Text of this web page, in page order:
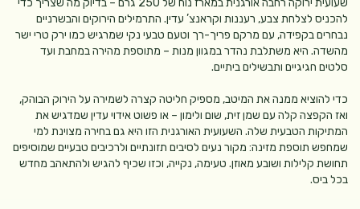
שעועית ירוקה רחבה אורגנית במארז נוח של 250 גרם – בדיוק מה שצריך כדי
להכניס לצלחת צבע, רעננות וקראנצ’ עדין. התרמילים הירוקים והבשרניים
נבחרים בקפידה, עם מרקם פריך-רך וטעם טבעי נקי שמרגיש כמו ירק טרי ישר
מהשדה. היא משתלבת נהדר במגוון מנות – מתוספת מהירה במחבת ועד
סלטים חגיגיים ותבשילים ביתיים.
כדי להוציא ממנה את המיטב, מספיק חליטה קצרה לשמירה על הירוק הבוהק,
ואז הקפצה קלה עם שמן זית, שום ולימון – או פשוט אידוי עדין שמדגיש את
המתיקות הטבעית שלה. השעועית האורגנית הזו היא גם בחירה מצוינת למי
שמחפש תוספת מזינה: מקור נעים לסיבים תזונתיים ולרכיבים טבעיים שמוסיפים
תחושת קלילות ושובע מאוזן. טעימה, נקייה, וכזו שכיף להגיש ולהתאהב מחדש
בכל ביס.